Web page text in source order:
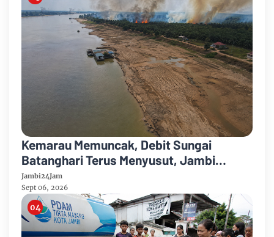
Kemarau Memuncak, Debit Sungai
Batanghari Terus Menyusut, Jambi
Hadapi Ancaman Krisis Air Bersih dan
Karhutla
Jambi24Jam
Sept 06, 2026